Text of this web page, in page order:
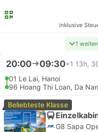
inklusive
1
20:00 09:30+1 13h,
01 Le Lai, Hanoi
96 Hoang Thi Loan, Da
Beliebteste Klasse
G8 Sapa